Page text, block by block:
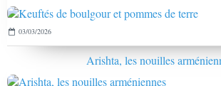
03/03/2026
Arishta, les nouilles